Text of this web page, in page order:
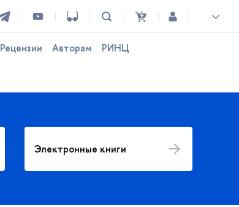
Рецензии Авторам РИНЦ
Электронные книги